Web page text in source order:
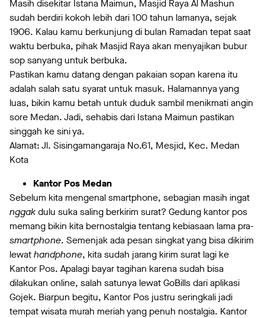
Masih disekitar Istana Maimun, Masjid Raya Al Mashun
sudah berdiri kokoh lebih dari 100 tahun lamanya, sejak
1906. Kalau kamu berkunjung di bulan Ramadan tepat saat
waktu berbuka, pihak Masjid Raya akan menyajikan bubur
sop sanyang untuk berbuka.
Pastikan kamu datang dengan pakaian sopan karena itu
adalah salah satu syarat untuk masuk. Halamannya yang
luas, bikin kamu betah untuk duduk sambil menikmati angin
sore Medan. Jadi, sehabis dari Istana Maimun pastikan
singgah ke sini ya.
Alamat: Jl. Sisingamangaraja No.61, Mesjid, Kec. Medan
Kota
Kantor Pos Medan
Sebelum kita mengenal smartphone, sebagian masih ingat
nggakdulu suka saling berkirim surat? Gedung kantor pos
memang bikin kita bernostalgia tentang kebiasaan lama pra-
smartphone. Semenjak ada pesan singkat yang bisa dikirim
lewathandphone, kita sudah jarang kirim surat lagi ke
Kantor Pos. Apalagi bayar tagihan karena sudah bisa
dilakukan online, salah satunya lewat GoBills dari aplikasi
Gojek. Biarpun begitu, Kantor Pos justru seringkali jadi
tempat wisata murah meriah yang penuh nostalgia. Kantor